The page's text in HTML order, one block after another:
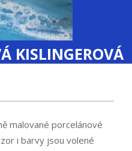
KISLINGEROVÁ
malované porcelánové
i barvy jsou volené